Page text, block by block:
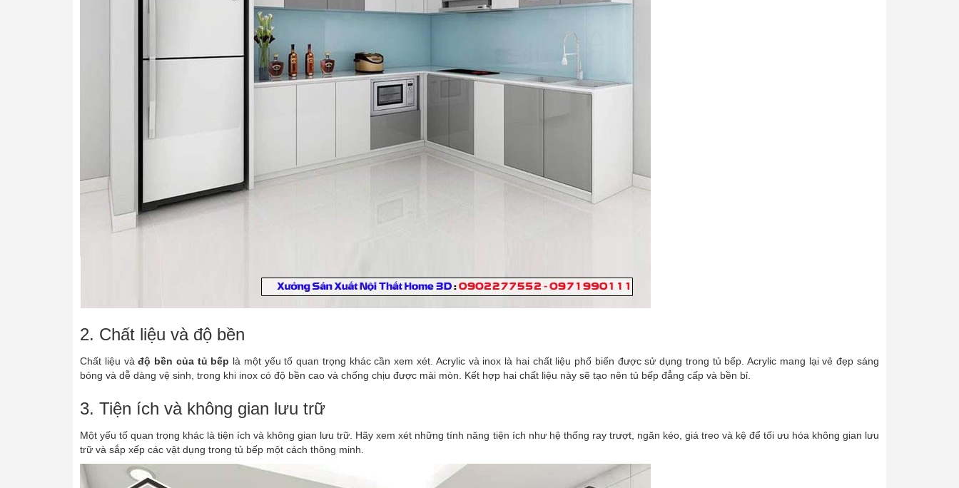
2. Chất liệu và độ bền
Chất liệu vàđộ bền của tủ bếp là một yếu tố quan trọng khác cần xem xét. Acrylic và inox là hai chất liệu phổ biến được sử dụng trong tủ bếp. Acrylic mang lại vẻ đẹp sáng
bóng và dễ dàng vệ sinh, trong khi inox có độ bền cao và chống chịu được mài mòn. Kết hợp hai chất liệu này sẽ tạo nên tủ bếp đẳng cấp và bền bỉ.
3. Tiện ích và không gian lưu trữ
Một yếu tố quan trọng khác là tiện ích và không gian lưu trữ. Hãy xem xét những tính năng tiện ích như hệ thống ray trượt, ngăn kéo, giá treo và kệ để tối ưu hóa không gian lưu
trữ và sắp xếp các vật dụng trong tủ bếp một cách thông minh.